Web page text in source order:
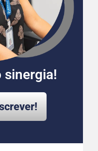
sinergia!